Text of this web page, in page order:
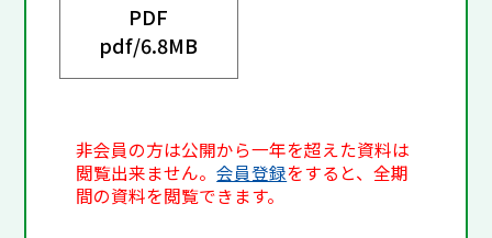
PDF
pdf/6.8MB
非会員の方は公開から一年を超えた資料は
閲覧出来ません。会員登録をすると、全期
間の資料を閲覧できます。